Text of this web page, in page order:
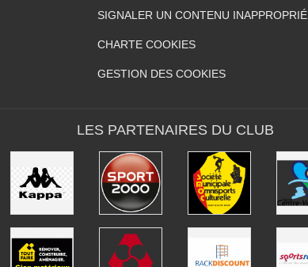
SIGNALER UN CONTENU INAPPROPRIÉ
CHARTE COOKIES
GESTION DES COOKIES
LES PARTENAIRES DU CLUB